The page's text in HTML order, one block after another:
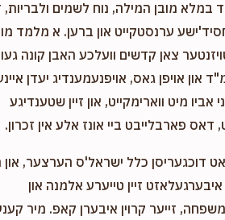
months ago
מובן המילה, נוח לשמים ולבריות,
ערנסטקייט און ברען. א מלמד
צאן קדשים וועלכע האבן קונה
און אויפן גאס, אויפנעמענדיג יעדן
מיט ווארימקייט, און זיין שטענדיגע
דאס פארבלייבט ביי אונז אלע אין זכרון.
דוכגעריסן כלל ישראל'ס הערצער,
זיין טייערע אלמנה און
זייער קרוין איבערן קאפ. מיר